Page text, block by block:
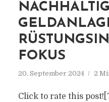
FOKUS
20. September 2024 2
Click to rate this